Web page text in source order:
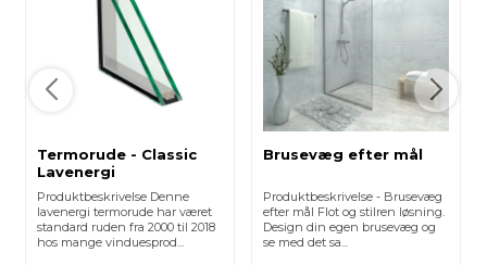
Termorude - Classic
Lavenergi
Produktbeskrivelse Denne
lavenergi termorude har været
standard ruden fra 2000 til 2018
hos mange vinduesprod...
Brusevæg efter mål
Produktbeskrivelse - Brusevæg
efter mål Flot og stilren løsning.
Design din egen brusevæg og
se med det sa...